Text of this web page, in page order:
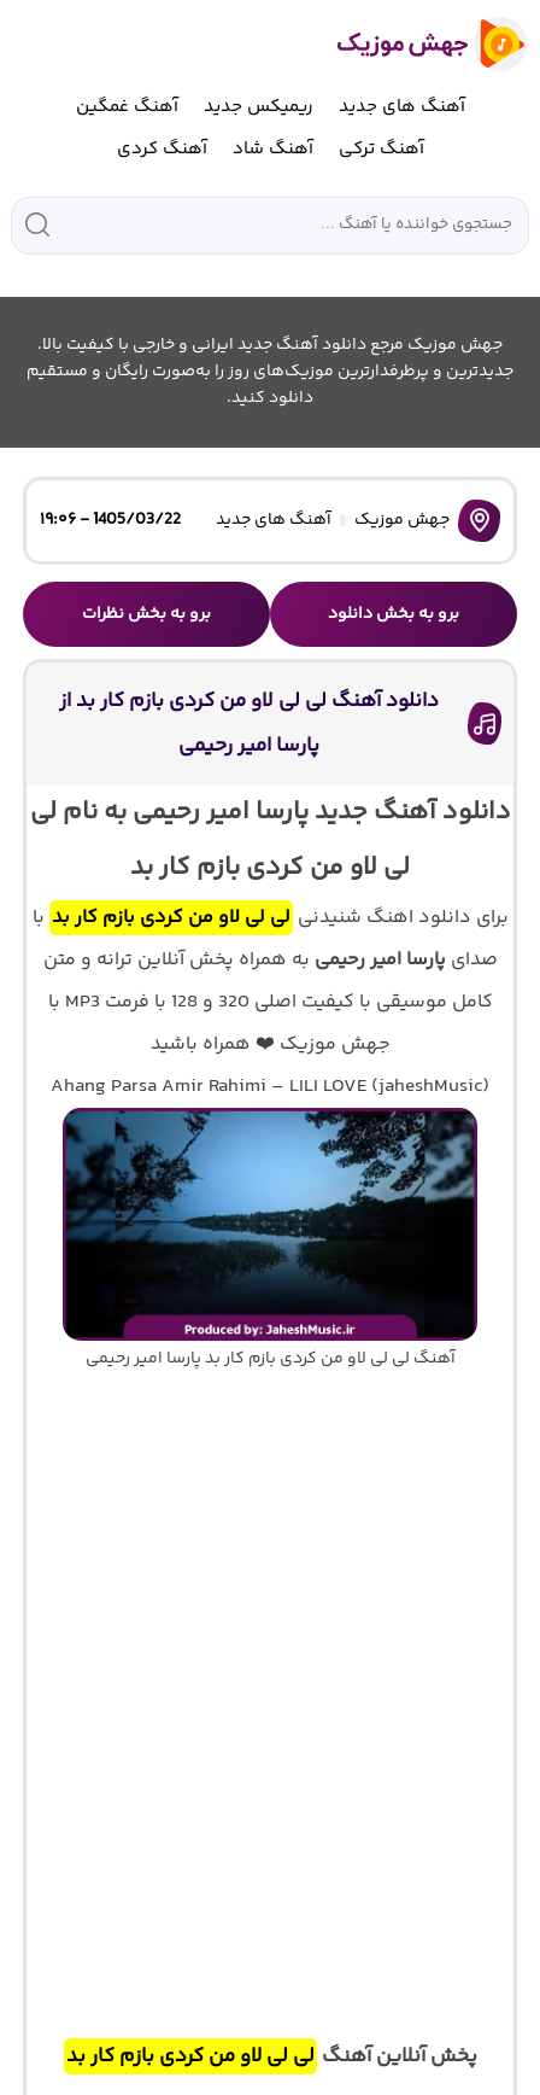
آهنگ های جدید ریمیکس جدید
آهنگ غمگین
آهنگ ترکی
آهنگ شاد آهنگ کردی
جهش موزیک مرجع دانلود آهنگ جدید ایرانی و خارجی با کیفیت بالا.
جدیدترین و پرطرفدارترین موزیک‌های روز را به‌صورت رایگان و مستقیم
دانلود کنید.
جهش موزیک آهنگ های جدید 1405/03/22 - ۱۹:۰۶
برو به بخش دانلود برو به بخش نظرات
دانلود آهنگ لی لی لاو من کردی بازم کار بد از
پارسا امیر رحیمی
دانلود آهنگ جدید پارسا امیر رحیمی به نام لی
لی لاو من کردی بازم کار بد
برای دانلود اهنگ شنیدنی لی لی لاو من کردی بازم کار بد با
صدای پارسا امیر رحیمی به همراه پخش آنلاین ترانه و متن
کامل موسیقی با کیفیت اصلی 320 و 128 با فرمت MP3 با
جهش موزیک ❤️ همراه باشید
Ahang Parsa Amir Rahimi – LILI LOVE (jaheshMusic)
آهنگ لی لی لاو من کردی بازم کار بد پارسا امیر رحیمی
پخش آنلاین آهنگ لی لی لاو من کردی بازم کار بد